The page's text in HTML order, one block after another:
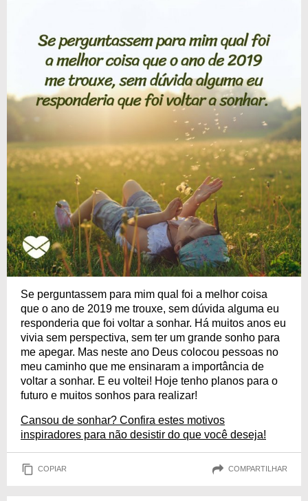
Se perguntassem para mim qual foi a melhor coisa
que o ano de 2019 me trouxe, sem dúvida alguma eu
responderia que foi voltar a sonhar. Há muitos anos eu
vivia sem perspectiva, sem ter um grande sonho para
me apegar. Mas neste ano Deus colocou pessoas no
meu caminho que me ensinaram a importância de
voltar a sonhar. E eu voltei! Hoje tenho planos para o
futuro e muitos sonhos para realizar!
Cansou de sonhar? Confira estes motivos
inspiradores para não desistir do que você deseja!
COPIAR COMPARTILHAR